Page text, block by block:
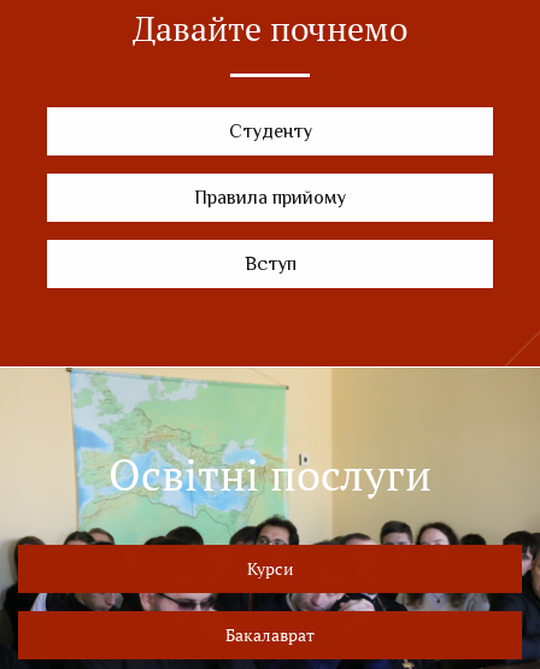
Давайте почнемо
Студенту
Правила прийому
Вступ
Освітні послуги
Курси
Бакалаврат